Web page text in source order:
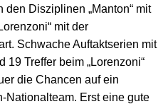
Disziplinen „Manton“ mit
mit der
Schwache Auftaktserien mit
19 Treffer beim „Lorenzoni“
die Chancen auf ein
Nationalteam. Erst eine gute